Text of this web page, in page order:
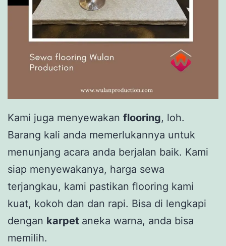
Kami juga menyewakan flooring, loh.
Barang kali anda memerlukannya untuk
menunjang acara anda berjalan baik. Kami
siap menyewakanya, harga sewa
terjangkau, kami pastikan flooring kami
kuat, kokoh dan dan rapi. Bisa di lengkapi
dengan karpet aneka warna, anda bisa
memilih.